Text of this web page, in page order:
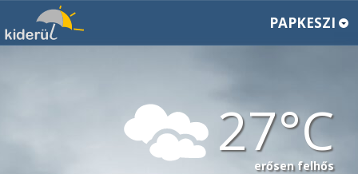
PAPKESZI
27
erősen felhős